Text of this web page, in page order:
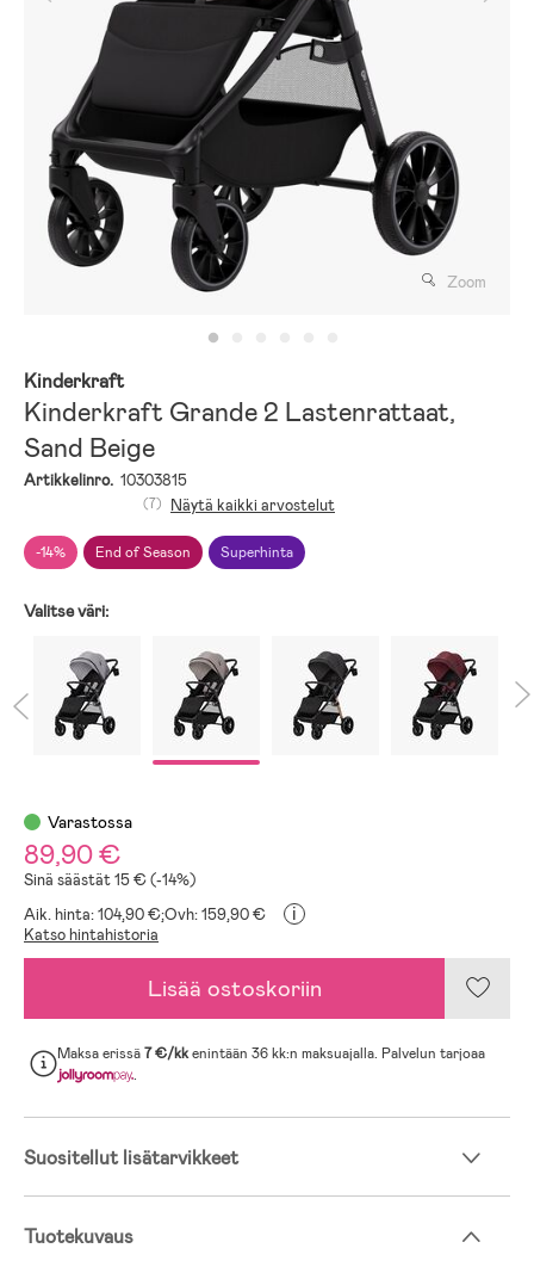
Zoom
Kinderkraft
Kinderkraft Grande 2 Lastenrattaat,
Sand Beige
Artikkelinro. 10303815
-14% End of Season Superhinta
(7) Näytä kaikki arvostelut
Valitse väri:
Varastossa
89,90 €
Sinä säästät 15 € (-14%)
Aik. hinta: 104,90 €;Ovh: 159,90 € i
Katso hintahistoria
Lisää ostoskoriin
Maksa erissä7 €/kkenintään 36 kk:n maksuajalla. Palvelun tarjoaa
.
Suositellut lisätarvikkeet
Tuotekuvaus